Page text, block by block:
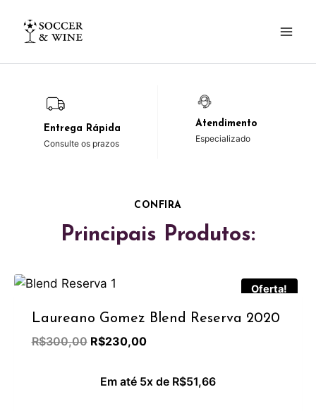
Entrega Rápida
Consulte os prazos
Atendimento
Especializado
CONFIRA
Principais Produtos:
Oferta!
Laureano Gomez Blend Reserva 2020
R$300,00 R$230,00
Em até 5x de R$51,66